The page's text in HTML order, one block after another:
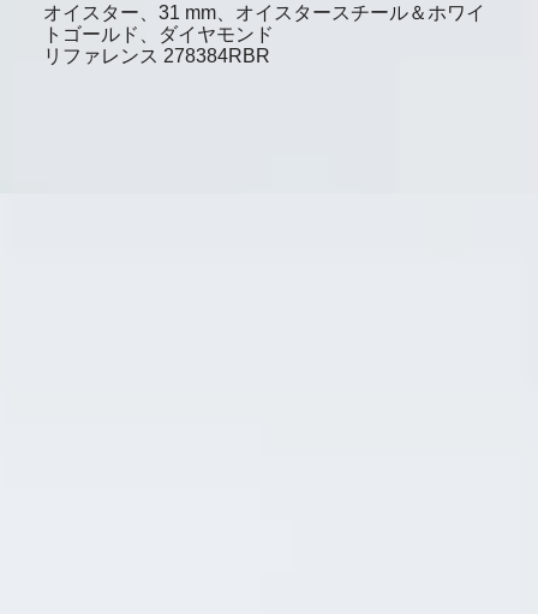
オイスター、31 mm、オイスタースチール＆ホワイ
トゴールド、ダイヤモンド
リファレンス 278384RBR